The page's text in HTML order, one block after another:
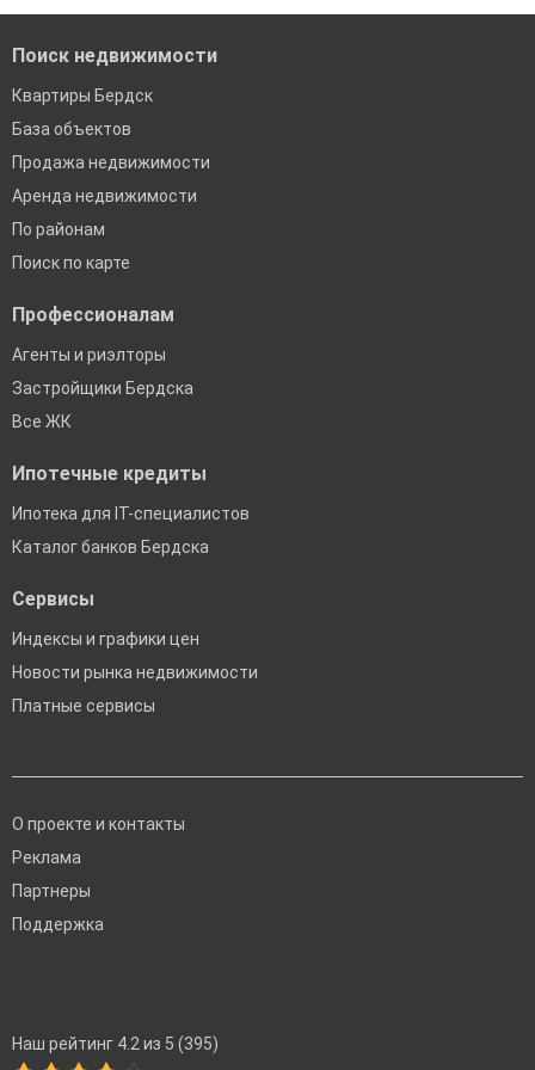
Поиск недвижимости
Квартиры Бердск
База объектов
Продажа недвижимости
Аренда недвижимости
По районам
Поиск по карте
Профессионалам
Агенты и риэлторы
Застройщики Бердска
Все ЖК
Ипотечные кредиты
Ипотека для IT-специалистов
Каталог банков Бердска
Сервисы
Индексы и графики цен
Новости рынка недвижимости
Платные сервисы
О проекте и контакты
Реклама
Партнеры
Поддержка
Наш рейтинг 4.2 из 5 (395)